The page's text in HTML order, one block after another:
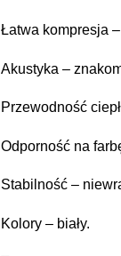
Łatwa kompresja
Akustyka –
Przewodność
Odporność na
Stabilność –
Kolory – biały.